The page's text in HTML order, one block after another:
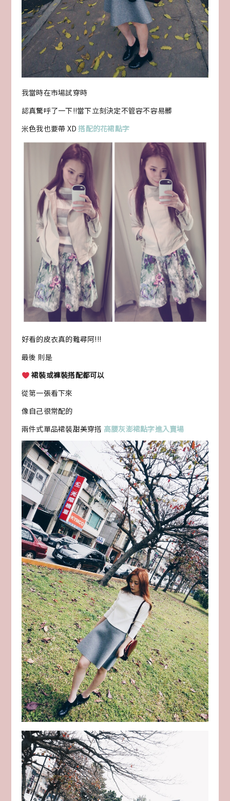
我當時在市場試穿時
認真驚呼了一下!!當下立刻決定不管容不容易髒
米色我也要帶 XD搭配的花裙點字
好看的皮衣真的難尋阿!!!
最後 則是
裙裝或褲裝搭配都可以
從第一張看下來
像自己很常配的
兩件式單品裙裝甜美穿搭 高腰灰澎裙點字進入賣場